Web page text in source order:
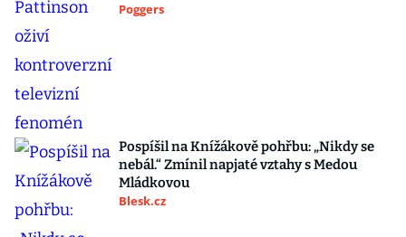
Poggers
Pospíšil na Knížákově pohřbu: „Nikdy se
nebál.“ Zmínil napjaté vztahy s Medou
Mládkovou
Blesk.cz